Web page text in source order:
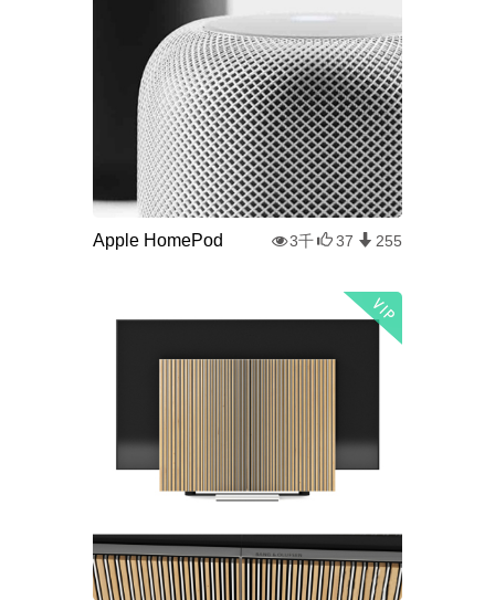
Apple HomePod 3千 37 255